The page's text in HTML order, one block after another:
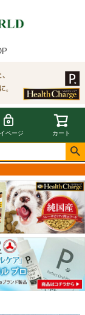
ページ カート